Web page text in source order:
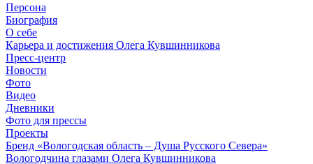
Персона
Биография
О себе
Карьера и достижения Олега Кувшинникова
Пресс-центр
Новости
Фото
Видео
Дневники
Фото для прессы
Проекты
Бренд «Вологодская область – Душа Русского Севера»
Вологодчина глазами Олега Кувшинникова